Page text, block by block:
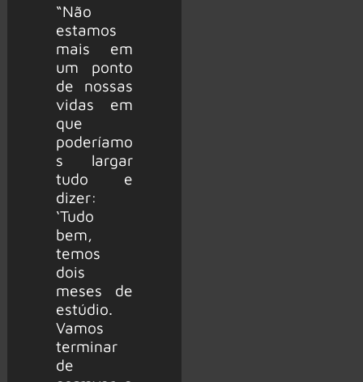
“Não
estamos
mais em
um ponto
de nossas
vidas em
que
poderíamo
s largar
tudo e
dizer:
‘Tudo
bem,
temos
dois
meses de
estúdio.
Vamos
terminar
de